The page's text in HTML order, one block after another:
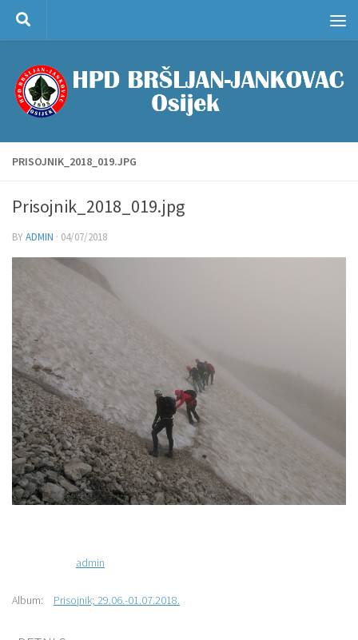
Skip to content
PRISOJNIK_2018_019.JPG
Prisojnik_2018_019.jpg
BYADMIN · 04/07/2018
admin
Album: Prisojnik; 29.06.-01.07.2018.